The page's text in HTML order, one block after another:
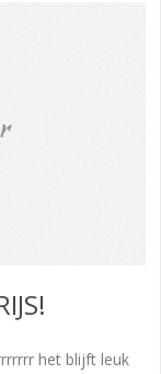
het blijft leuk